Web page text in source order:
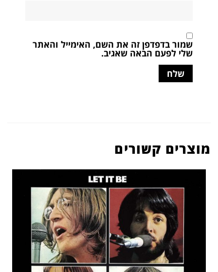
שמור בדפדפן זה את השם, האימייל והאתר
שלי לפעם הבאה שאגיב.
מוצרים קשורים